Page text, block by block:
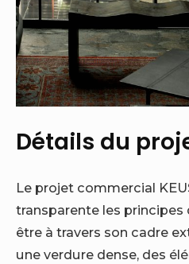
Détails du
Le projet commercial
transparente les principes
être à travers son cadre
une verdure dense, des